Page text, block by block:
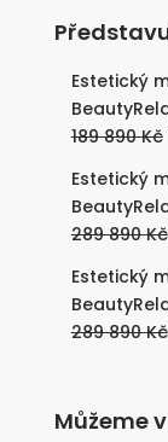
Estetický
189 890Kč
Estetický
289 890Kč
Estetický
289 890Kč
Můžeme